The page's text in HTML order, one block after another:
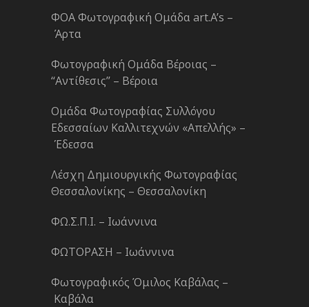
ΦΟΑ Φωτογραφική Ομάδα art.A’s –
Άρτα
Φωτογραφική Ομάδα Βέροιας –
“Αντίθεσις” – Βέροια
Ομάδα Φωτογραφίας Συλλόγου
Εδεσσαίων Καλλιτεχνών «Απελλής» –
Έδεσσα
Λέσχη Δημιουργικής Φωτογραφίας
Θεσσαλονίκης – Θεσσαλονίκη
ΦΩ.Σ.Π.Ι. – Ιωάννινα
ΦΩΤΟΡΑΣΗ – Ιωάννινα
Φωτογραφικός Όμιλος Καβάλας –
Καβάλα